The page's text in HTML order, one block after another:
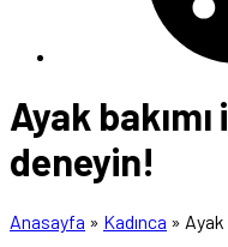
Ayak
deneyin!
Anasayfa » Kadınca » Ayak